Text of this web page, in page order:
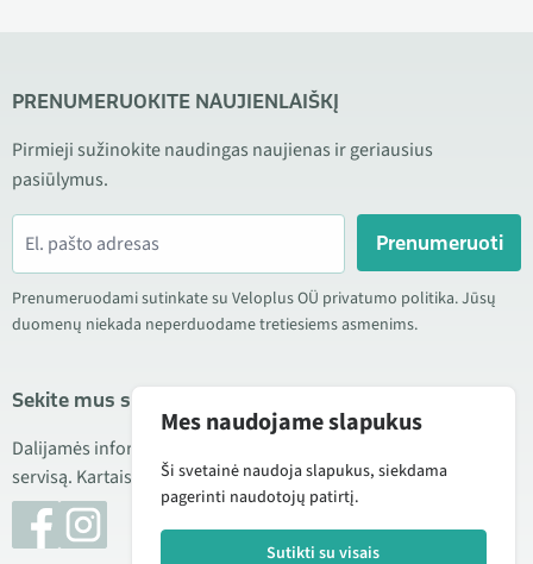
PRENUMERUOKITE NAUJIENLAIŠKĮ
Pirmieji sužinokite naudingas naujienas ir geriausius
pasiūlymus.
Prenumeruoti
Prenumeruodami sutinkate su Veloplus OÜ privatumo politika. Jūsų
duomenų niekada neperduodame tretiesiems asmenims.
Sekite mus socialiniuose tinkluose
Dalijamės informacija apie geras kainas, naujus produktus ir
servisą. Kartais taip pat publikuojame produktų apžvalgas.
Mes naudojame slapukus
Ši svetainė naudoja slapukus, siekdama
pagerinti naudotojų patirtį.
Sutikti su visais